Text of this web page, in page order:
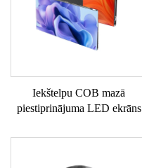
Iekštelpu COB mazā
piestiprinājuma LED ekrāns